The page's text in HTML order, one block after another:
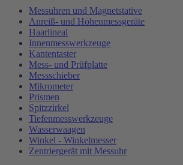
Messuhren und Magnetstative
Anreiß- und Höhenmessgeräte
Haarlineal
Innenmesswerkzeuge
Kantentaster
Mess- und Prüfplatte
Messschieber
Mikrometer
Prismen
Spitzzirkel
Tiefenmesswerkzeuge
Wasserwaagen
Winkel - Winkelmesser
Zentriergerät mit Messuhr